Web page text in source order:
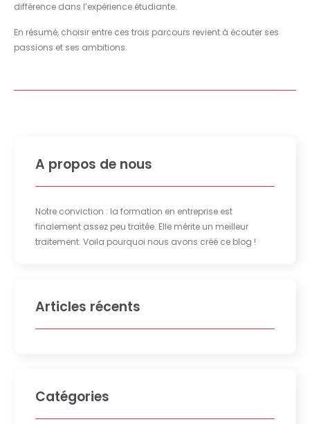
différence dans l’expérience étudiante.
En résumé, choisir entre ces trois parcours revient à écouter ses
passions et ses ambitions.
A propos de nous
Notre conviction : la formation en entreprise est
finalement assez peu traitée. Elle mérite un meilleur
traitement. Voila pourquoi nous avons créé ce blog !
Articles récents
Catégories